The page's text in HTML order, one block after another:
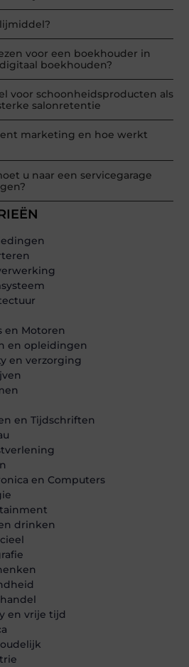
voor een boekhouder in
boekhouden?
voor schoonheidsproducten als
salonretentie
marketing en hoe werkt
u naar een servicegarage
en Motoren
en opleidingen
en verzorging
en Tijdschriften
en Computers
drinken
en vrije tijd